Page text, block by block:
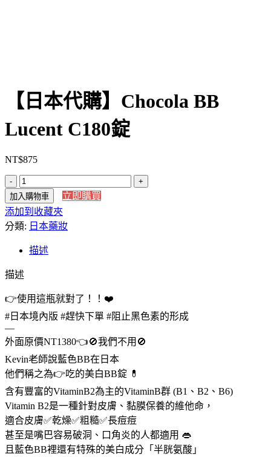
【日本代購】Chocola BB
Lucent C180錠
NT$875
【日
本
代
購】
BB
C180
數
量
加入購物車
立即購買
添加到收藏夾
分類: 日本藥妝
描述
描述
👉使用這瓶就對了！！❤️
#日本境內版 #趕快下單 #阻止黑色素的形成
—
外面原價NT1380👈🚫我們不用🚫
Kevin老師說藍色BB在日本
他們稱之為👉吃的美白BB錠 💊
含有豐富的VitaminB2為主的VitaminB群 (B1、B2、B6)
Vitamin B2是一種針對皮膚、黏膜保養的維他命，
適合皮膚✅乾燥✅粗糙✅長痘痘
甚至是嘴巴容易破洞、口角炎的人都適用 👄
且藍色BB裡還有特殊的美白成分「半胱氨酸」